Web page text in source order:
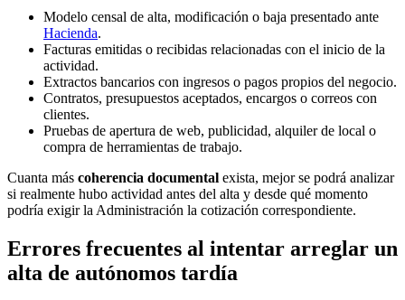
Modelo censal de alta, modificación o baja presentado ante
Hacienda.
Facturas emitidas o recibidas relacionadas con el inicio de la
actividad.
Extractos bancarios con ingresos o pagos propios del negocio.
Contratos, presupuestos aceptados, encargos o correos con
clientes.
Pruebas de apertura de web, publicidad, alquiler de local o
compra de herramientas de trabajo.
Cuanta más coherencia documental exista, mejor se podrá analizar
si realmente hubo actividad antes del alta y desde qué momento
podría exigir la Administración la cotización correspondiente.
Errores frecuentes al intentar arreglar un
alta de autónomos tardía